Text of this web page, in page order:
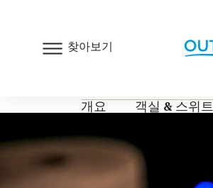
찾아보기
아웃리거
개요 객실 & 스위트